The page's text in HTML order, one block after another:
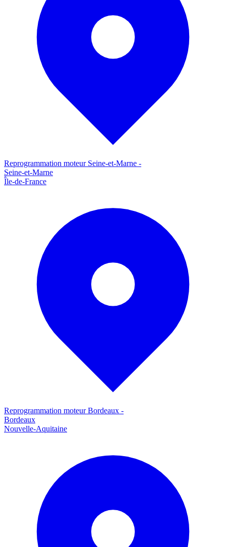
Reprogrammation moteur Seine-et-Marne -
Seine-et-Marne
Île-de-France
Reprogrammation moteurBordeaux -
Bordeaux
Nouvelle-Aquitaine